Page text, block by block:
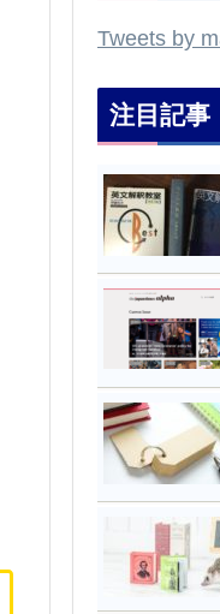
Tweets by
注目記事